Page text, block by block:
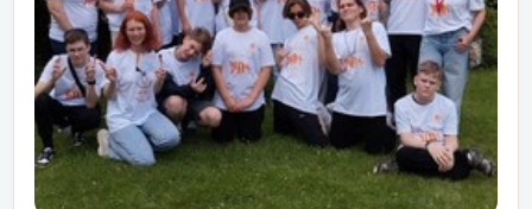
и принятию
и принятие
для
или после
как чуть с
тоже учит
так и